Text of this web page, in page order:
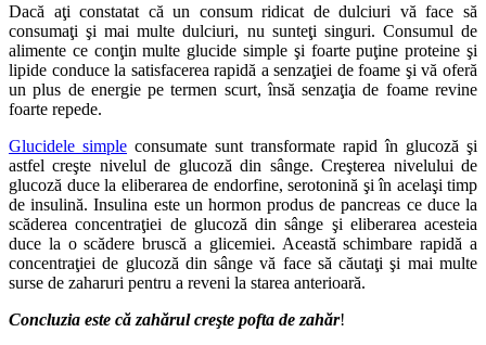
Dacă aţi constatat că un consum ridicat de dulciuri vă face să
consumaţi şi mai multe dulciuri, nu sunteţi singuri. Consumul de
alimente ce conţin multe glucide simple şi foarte puţine proteine şi
lipide conduce la satisfacerea rapidă a senzaţiei de foame şi vă oferă
un plus de energie pe termen scurt, însă senzaţia de foame revine
foarte repede.
Glucidele simple consumate sunt transformate rapid în glucoză şi
astfel creşte nivelul de glucoză din sânge. Creşterea nivelului de
glucoză duce la eliberarea de endorfine, serotonină şi în acelaşi timp
de insulină. Insulina este un hormon produs de pancreas ce duce la
scăderea concentraţiei de glucoză din sânge şi eliberarea acesteia
duce la o scădere bruscă a glicemiei. Această schimbare rapidă a
concentraţiei de glucoză din sânge vă face să căutaţi şi mai multe
surse de zaharuri pentru a reveni la starea anterioară.
Concluzia este că zahărul creşte pofta de zahăr!